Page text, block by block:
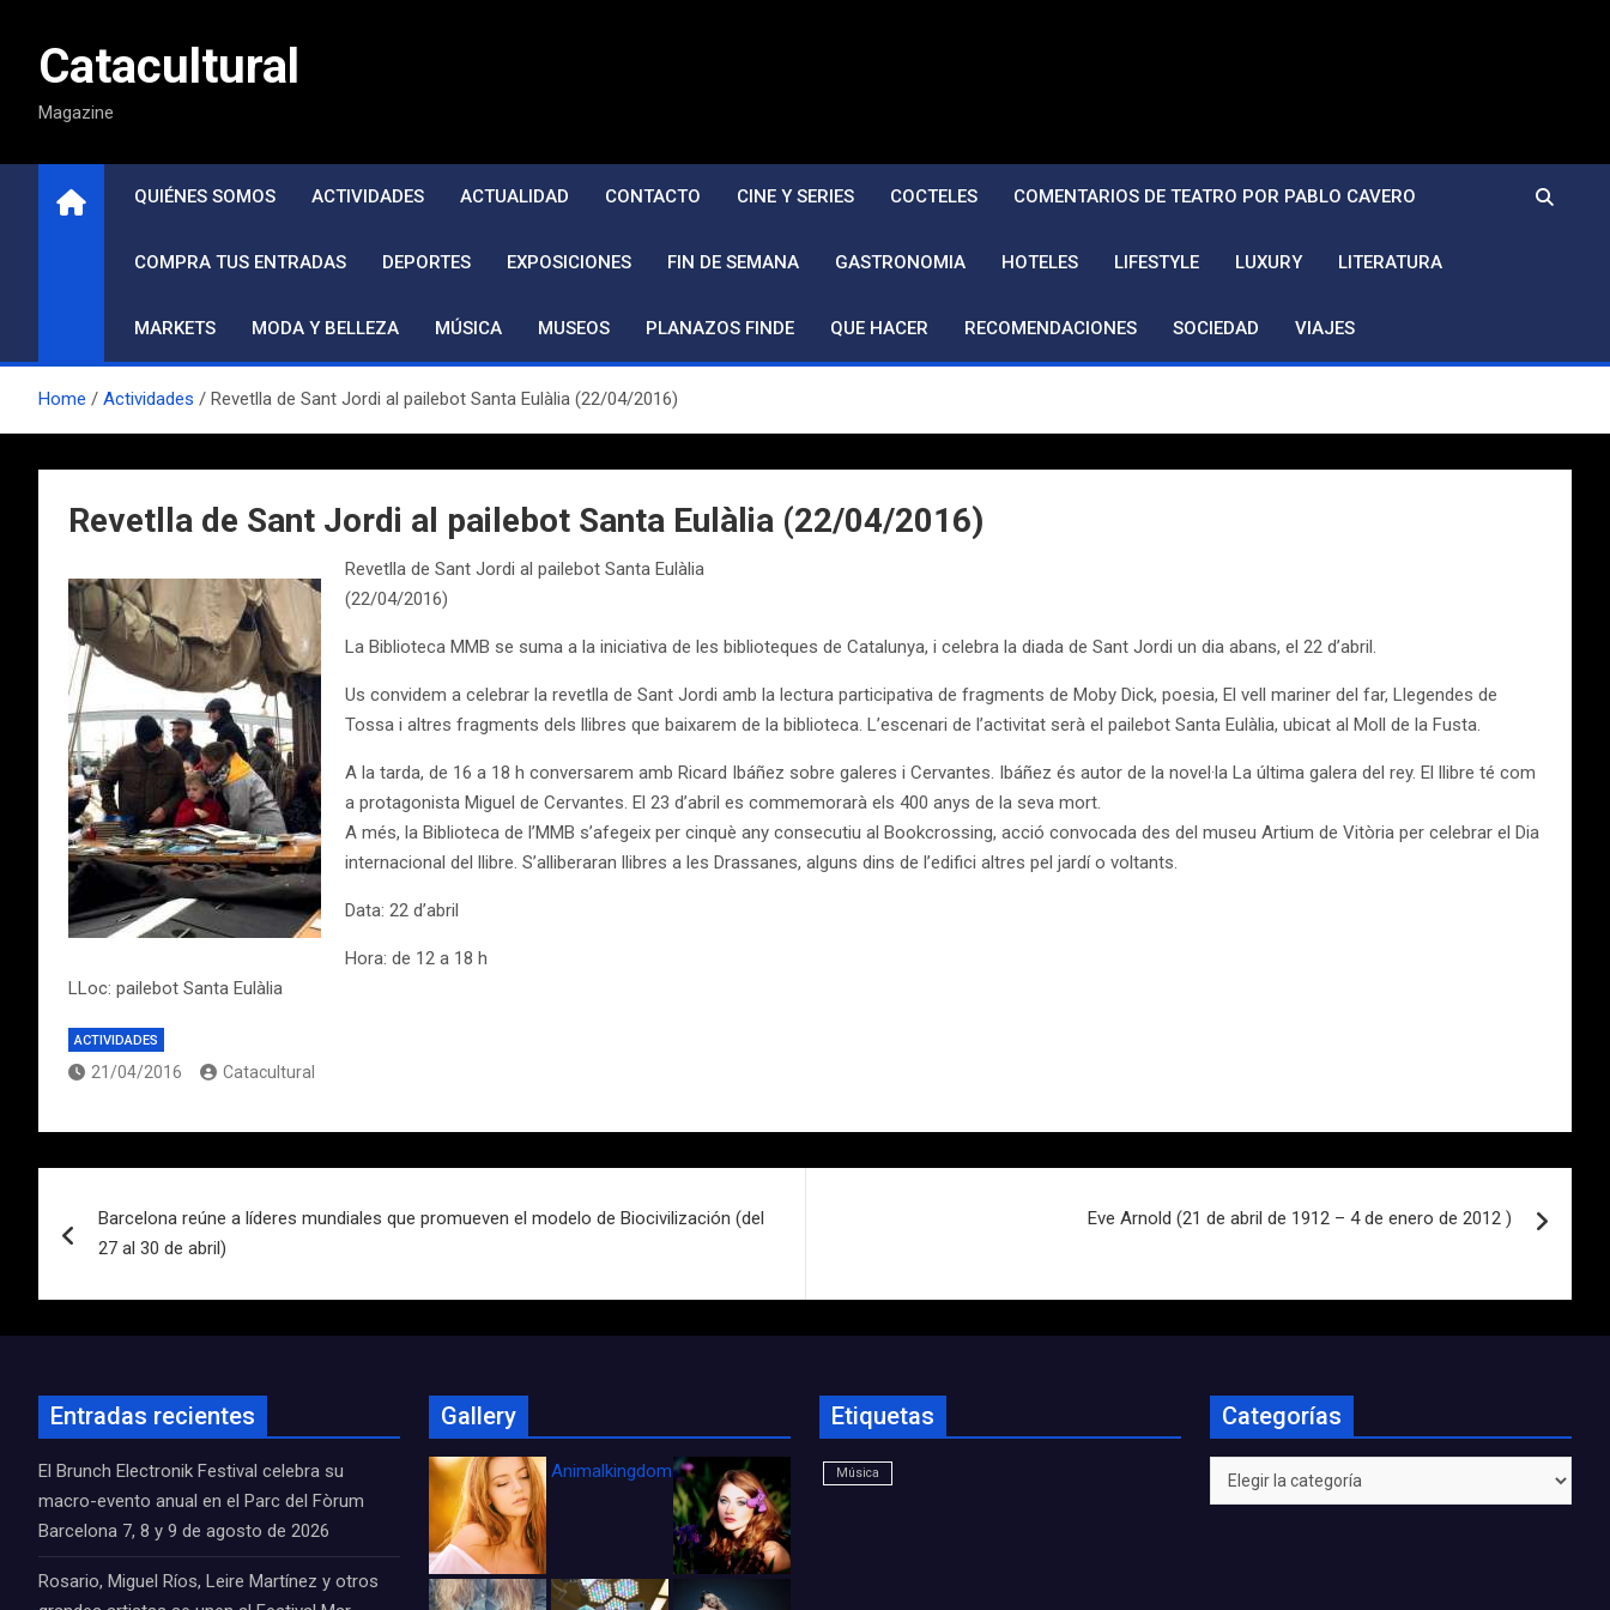
contenidoCatacultural
Magazine
QUIÉNES SOMOS ACTIVIDADES ACTUALIDAD CONTACTO CINE Y SERIES COCTELES COMENTARIOS DE TEATRO POR PABLO CAVERO
COMPRA TUS ENTRADAS DEPORTES EXPOSICIONES FIN DE SEMANA GASTRONOMIA HOTELES LIFESTYLE LUXURY LITERATURA
MARKETS MODA Y BELLEZA MÚSICA MUSEOS PLANAZOS FINDE QUE HACER RECOMENDACIONES SOCIEDAD VIAJES
Home Actividades Revetlla de Sant Jordi al pailebot Santa Eulàlia (22/04/2016)
Revetlla de Sant Jordi al pailebot Santa Eulàlia (22/04/2016)
Revetlla de Sant Jordi al pailebot Santa Eulàlia
(22/04/2016)
La Biblioteca MMB se suma a la iniciativa de les biblioteques de Catalunya, i celebra la diada de Sant Jordi un dia abans, el 22 d’abril.
Us convidem a celebrar la revetlla de Sant Jordi amb la lectura participativa de fragments de Moby Dick, poesia, El vell mariner del far, Llegendes de
Tossa i altres fragments dels llibres que baixarem de la biblioteca. L’escenari de l’activitat serà el pailebot Santa Eulàlia, ubicat al Moll de la Fusta.
A la tarda, de 16 a 18 h conversarem amb Ricard Ibáñez sobre galeres i Cervantes. Ibáñez és autor de la novel·la La última galera del rey. El llibre té com
a protagonista Miguel de Cervantes. El 23 d’abril es commemorarà els 400 anys de la seva mort.
A més, la Biblioteca de l’MMB s’afegeix per cinquè any consecutiu al Bookcrossing, acció convocada des del museu Artium de Vitòria per celebrar el Dia
internacional del llibre. S’alliberaran llibres a les Drassanes, alguns dins de l’edifici altres pel jardí o voltants.
Data: 22 d’abril
Hora: de 12 a 18 h
LLoc: pailebot Santa Eulàlia
ACTIVIDADES
21/04/2016 Catacultural
de
entradas
Barcelona reúne a líderes mundiales que promueven el modelo de Biocivilización (del
27 al 30 de abril)
Eve Arnold (21 de abril de 1912 – 4 de enero de 2012 )
Entradas recientes
El Brunch Electronik Festival celebra su
macro-evento anual en el Parc del Fòrum
Barcelona 7, 8 y 9 de agosto de 2026
Rosario, Miguel Ríos, Leire Martínez y otros
Gallery
Animalkingdom_FichaCine
Etiquetas
Música
Categorías
Categorías